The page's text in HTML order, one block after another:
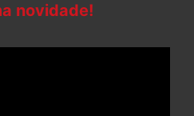
novidade!